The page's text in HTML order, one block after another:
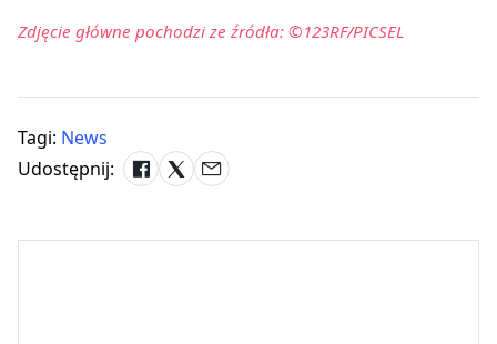
Zdjęcie główne pochodzi ze źródła: ©123RF/PICSEL
Tagi: News
Udostępnij: